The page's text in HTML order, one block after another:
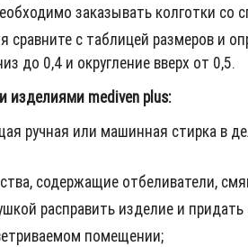
заказывать колготки со
сравните с таблицей размеров и
до 0,4 и округление вверх от 0,5.
изделиями mediven plus:
ручная или машинная стирка в
содержащие отбеливатели,
расправить изделие и
помещении;